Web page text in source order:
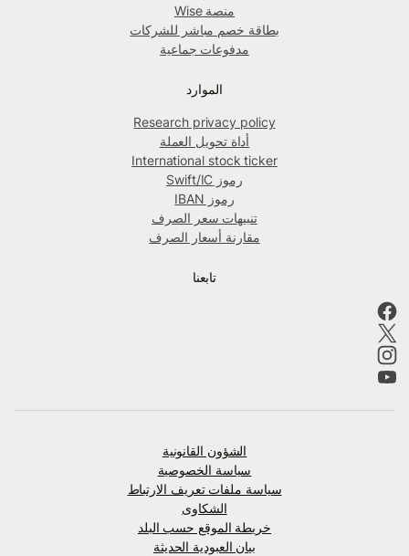
منصة Wise
بطاقة خصم مباشر للشركات
مدفوعات جماعية
الموارد
Research privacy policy
أداة تحويل العملة
International stock ticker
رموز Swift/IC
رموز IBAN
تنبيهات سعر الصرف
مقارنة أسعار الصرف
تابعنا
الشؤون القانونية
سياسة الخصوصية
سياسة ملفات تعريف الارتباط
الشكاوى
خريطة الموقع حسب البلد
بيان العبودية الحديثة